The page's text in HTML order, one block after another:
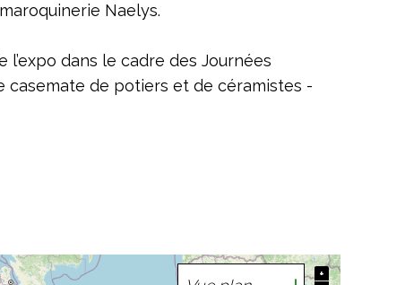
Naelys.
l’expo dans le cadre des Journées
casemate de potiers et de céramistes -
+